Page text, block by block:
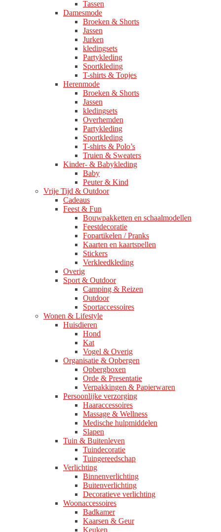
Tassen
Damesmode
Broeken & Shorts
Jassen
Jurken
kledingsets
Partykleding
Sportkleding
T-shirts & Topjes
Herenmode
Broeken & Shorts
Jassen
kledingsets
Overhemden
Partykleding
Sportkleding
T-shirts & Polo’s
Truien & Sweaters
Kinder- & Babykleding
Baby
Peuter & Kind
Vrije Tijd & Outdoor
Cadeaus
Feest & Fun
Bouwpakketten en schaalmodellen
Feestdecoratie
Fopartikelen / Pranks
Kaarten en kaartspellen
Stickers
Verkleedkleding
Overig
Sport & Outdoor
Camping & Reizen
Outdoor
Sportaccessoires
Wonen & Lifestyle
Huisdieren
Hond
Kat
Vogel & Overig
Organisatie & Opbergen
Opbergboxen
Orde & Presentatie
Verpakkingen & Papierwaren
Persoonlijke verzorging
Haaraccessoires
Massage & Wellness
Medische hulpmiddelen
Slapen
Tuin & Buitenleven
Tuindecoratie
Tuingereedschap
Verlichting
Binnenverlichting
Buitenverlichting
Decoratieve verlichting
Woonaccessoires
Badkamer
Kaarsen & Geur
Keuken